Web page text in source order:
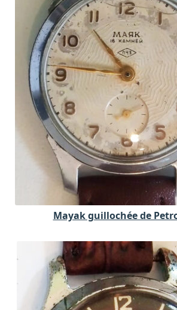
Mayak guillochée de